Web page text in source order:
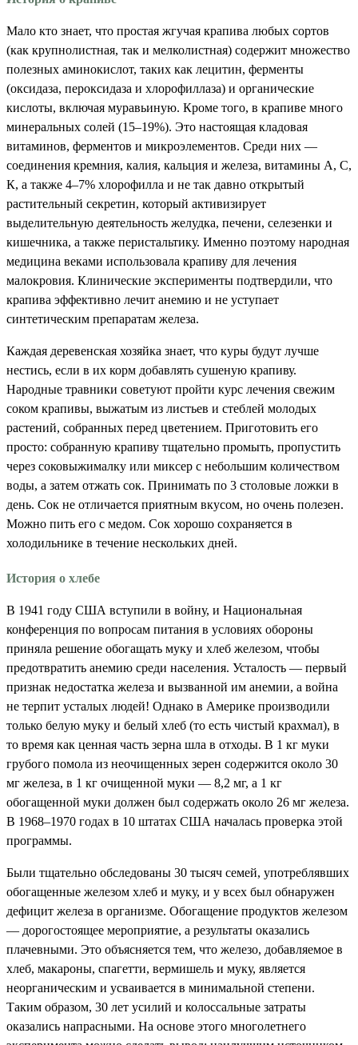
Мало кто знает, что простая жгучая крапива любых сортов
(как крупнолистная, так и мелколистная) содержит множество
полезных аминокислот, таких как лецитин, ферменты
(оксидаза, пероксидаза и хлорофиллаза) и органические
кислоты, включая муравьиную. Кроме того, в крапиве много
минеральных солей (15–19%). Это настоящая кладовая
витаминов, ферментов и микроэлементов. Среди них —
соединения кремния, калия, кальция и железа, витамины А, С,
К, а также 4–7% хлорофилла и не так давно открытый
растительный секретин, который активизирует
выделительную деятельность желудка, печени, селезенки и
кишечника, а также перистальтику. Именно поэтому народная
медицина веками использовала крапиву для лечения
малокровия. Клинические эксперименты подтвердили, что
крапива эффективно лечит анемию и не уступает
синтетическим препаратам железа.
Каждая деревенская хозяйка знает, что куры будут лучше
нестись, если в их корм добавлять сушеную крапиву.
Народные травники советуют пройти курс лечения свежим
соком крапивы, выжатым из листьев и стеблей молодых
растений, собранных перед цветением. Приготовить его
просто: собранную крапиву тщательно промыть, пропустить
через соковыжималку или миксер с небольшим количеством
воды, а затем отжать сок. Принимать по 3 столовые ложки в
день. Сок не отличается приятным вкусом, но очень полезен.
Можно пить его с медом. Сок хорошо сохраняется в
холодильнике в течение нескольких дней.
История о хлебе
В 1941 году США вступили в войну, и Национальная
конференция по вопросам питания в условиях обороны
приняла решение обогащать муку и хлеб железом, чтобы
предотвратить анемию среди населения. Усталость — первый
признак недостатка железа и вызванной им анемии, а война
не терпит усталых людей! Однако в Америке производили
только белую муку и белый хлеб (то есть чистый крахмал), в
то время как ценная часть зерна шла в отходы. В 1 кг муки
грубого помола из неочищенных зерен содержится около 30
мг железа, в 1 кг очищенной муки — 8,2 мг, а 1 кг
обогащенной муки должен был содержать около 26 мг железа.
В 1968–1970 годах в 10 штатах США началась проверка этой
программы.
Были тщательно обследованы 30 тысяч семей, употреблявших
обогащенные железом хлеб и муку, и у всех был обнаружен
дефицит железа в организме. Обогащение продуктов железом
— дорогостоящее мероприятие, а результаты оказались
плачевными. Это объясняется тем, что железо, добавляемое в
хлеб, макароны, спагетти, вермишель и муку, является
неорганическим и усваивается в минимальной степени.
Таким образом, 30 лет усилий и колоссальные затраты
оказались напрасными. На основе этого многолетнего